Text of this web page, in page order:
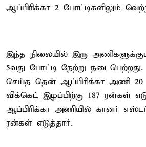
ஆப்பிரிக்கா 2 போட்டிகளிலும்
இந்த நிலையில் இரு
5வது போட்டி நேற்று நடைபெற்றது.
செய்த தென் ஆப்பிரிக்கா அணி 20
விக்கெட் இழப்பிற்கு 187 ரன்கள்
ஆப்பிரிக்கா அணியில் கானர்
ரன்கள் எடுத்தார்.